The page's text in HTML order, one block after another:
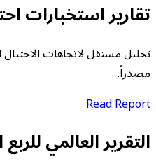
تقارير استخبارات
مصدراً.
Read Report
التقرير العالمي للربع